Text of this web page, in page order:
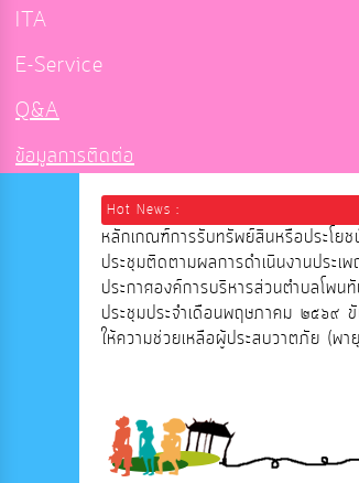
ITA
E-Service
Q&A
ข้อมูลการติดต่อ
Hot News :
หลักเกณฑ์การรับทรัพย์สินหรือประโย
ประชุมติดตามผลการดำเนินงานปร
ประกาศองค์การบริหารส่วนตำบลโพ
ประชุมประจำเดือนพฤษภาคม ๒๕๖
ให้ความช่วยเหลือผู้ประสบวาตภัย (พ